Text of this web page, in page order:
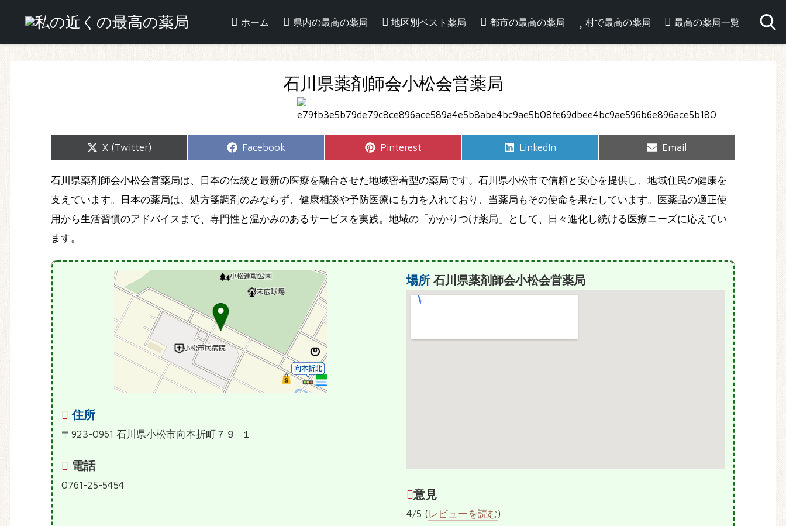
ホーム 県内の最高の薬局 地区別ベスト薬局 都市の最高の薬局 村で最高の薬局 最高の薬局一覧
石川県薬剤師会小松会営薬局
Share
X (Twitter)
Share
Facebook
Share
Pinterest
Share
LinkedIn
Share
Email
石川県薬剤師会小松会営薬局は、日本の伝統と最新の医療を融合させた地域密着型の薬局です。石川県小松市で信頼と安心を提供し、地域住民の健康を
支えています。日本の薬局は、処方箋調剤のみならず、健康相談や予防医療にも力を入れており、当薬局もその使命を果たしています。医薬品の適正使
用から生活習慣のアドバイスまで、専門性と温かみのあるサービスを実践。地域の「かかりつけ薬局」として、日々進化し続ける医療ニーズに応えてい
ます。
住所
〒923-0961 石川県小松市向本折町７９−１
電話
0761-25-5454
場所石川県薬剤師会小松会営薬局
意見
4/5 (レビューを読む)